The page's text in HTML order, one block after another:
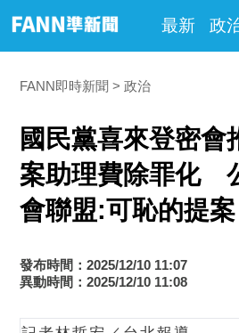
最新 政
FANN即時新聞 政治
國民黨喜來登密會
案助理費除罪化
會聯盟:可恥的提案
發布時間：2025/12/10 11:07
異動時間：2025/12/10 11:08